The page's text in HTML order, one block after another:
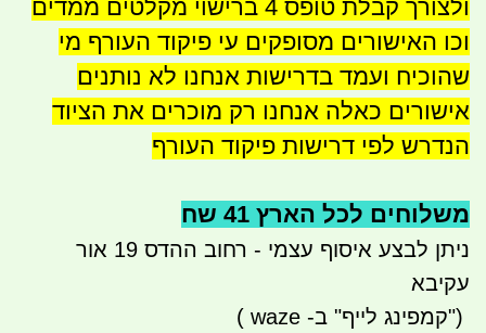
ולצורך קבלת טופס 4 ברישוי מקלטים ממדים
וכו האישורים מסופקים עי פיקוד העורף מי
שהוכיח ועמד בדרישות אנחנו לא נותנים
אישורים כאלה אנחנו רק מוכרים את הציוד
הנדרש לפי דרישות פיקוד העורף
משלוחים לכל הארץ 41 שח
ניתן לבצע איסוף עצמי - רחוב ההדס 19 אור
עקיבא
")קמפינג לייף" ב- waze
)